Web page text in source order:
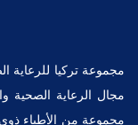
مجموعة تركيا
مجال الرعاية الصحية
مجموعة من الأطباء